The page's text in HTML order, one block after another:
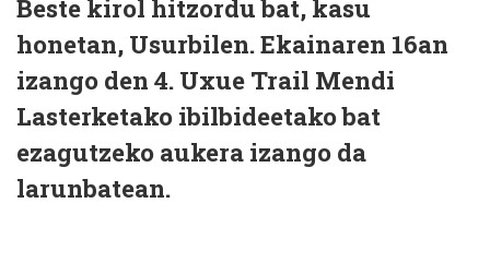
Beste kirol hitzordu bat, kasu
honetan, Usurbilen. Ekainaren 16an
izango den 4. Uxue Trail Mendi
Lasterketako ibilbideetako bat
ezagutzeko aukera izango da
larunbatean.